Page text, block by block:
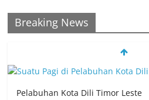
Breaking News
Pelabuhan Kota Dili Timor Leste